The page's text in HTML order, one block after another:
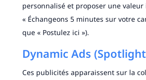
personnalisé et proposer une valeur
« Échangeons 5 minutes sur votre
que « Postulez ici »).
Dynamic Ads
Ces publicités apparaissent sur la